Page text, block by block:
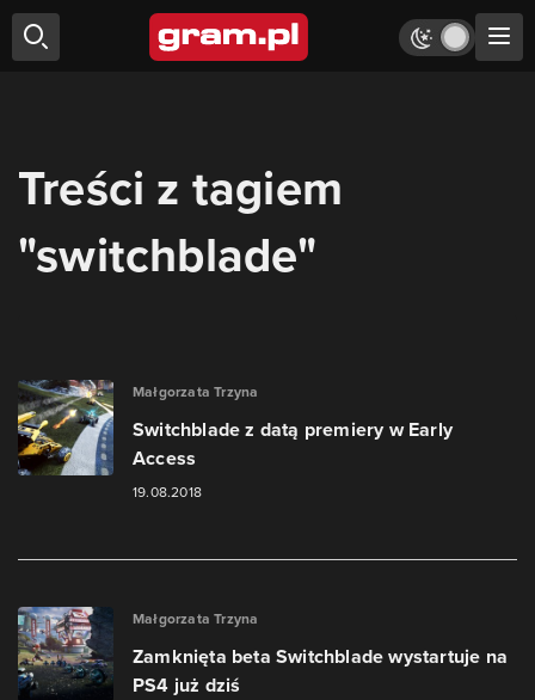
Treści z tagiem
"switchblade"
Małgorzata Trzyna
Switchblade z datą premiery w Early
Access
19.08.2018
Małgorzata Trzyna
Zamknięta beta Switchblade wystartuje na
PS4 już dziś